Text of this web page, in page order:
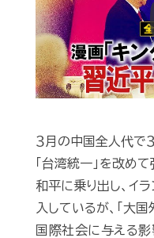
３月の中国全人代で
「台湾統一」を改めて
和平に乗り出し、イ
入しているが、「大
国際社会に与える影